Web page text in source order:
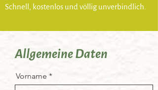
Schnell, kostenlos und völlig unverbindlich.
Allgemeine Daten
Vorname